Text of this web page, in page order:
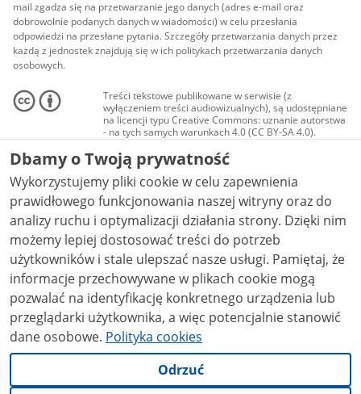
mail zgadza się na przetwarzanie jego danych (adres e-mail oraz
dobrowolnie podanych danych w wiadomości) w celu przesłania
odpowiedzi na przesłane pytania. Szczegóły przetwarzania danych przez
każdą z jednostek znajdują się w ich politykach przetwarzania danych
osobowych.
Treści tekstowe publikowane w serwisie (z
wyłączeniem treści audiowizualnych), są udostępniane
na licencji typu Creative Commons: uznanie autorstwa
- na tych samych warunkach 4.0 (CC BY-SA 4.0).
Materiały audiowizualne, w tym zdjęcia, materiały
audio i wideo, są udostępniane na licencji typu
Creative Commons: uznanie autorstwa użycie
niekomercyjne - bez utworów zależnych 4.0 (CC BY-
NC-ND 4.0), o ile nie jest to stwierdzone inaczej.
Dbamy o Twoją prywatność
Wykorzystujemy pliki cookie w celu zapewnienia
prawidłowego funkcjonowania naszej witryny oraz do
analizy ruchu i optymalizacji działania strony. Dzięki nim
możemy lepiej dostosować treści do potrzeb
użytkowników i stale ulepszać nasze usługi. Pamiętaj, że
informacje przechowywane w plikach cookie mogą
pozwalać na identyfikację konkretnego urządzenia lub
przeglądarki użytkownika, a więc potencjalnie stanowić
dane osobowe. Polityka cookies
Odrzuć